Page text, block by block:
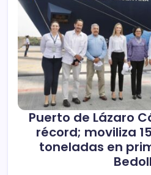
Puerto de Lázaro
récord; moviliza
toneladas en